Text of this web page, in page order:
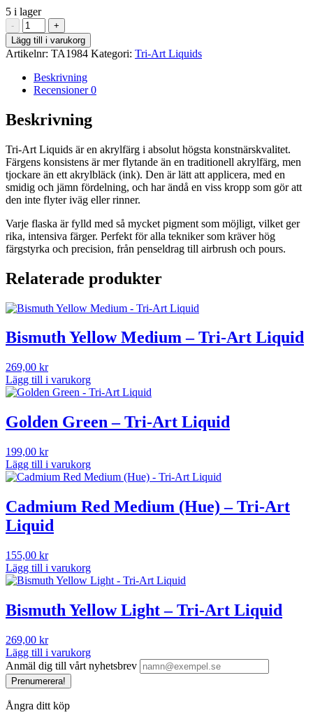
5 i lager
-
Phthalo
Turquoise
Light
-
Tri-
Art
Liquid
mängd
+
Lägg till i varukorg
Artikelnr: TA1984 Kategori: Tri-Art Liquids
Beskrivning
Recensioner0
Beskrivning
Tri-Art Liquids är en akrylfärg i absolut högsta konstnärskvalitet.
Färgens konsistens är mer flytande än en traditionell akrylfärg, men
tjockare än ett akrylbläck (ink). Den är lätt att applicera, med en
smidig och jämn fördelning, och har ändå en viss kropp som gör att
den inte flyter iväg eller rinner.
Varje flaska är fylld med så mycket pigment som möjligt, vilket ger
rika, intensiva färger. Perfekt för alla tekniker som kräver hög
färgstyrka och precision, från penseldrag till airbrush och pours.
Relaterade produkter
Bismuth Yellow Medium – Tri-Art Liquid
269,00 kr
Lägg till i varukorg
Golden Green – Tri-Art Liquid
199,00 kr
Lägg till i varukorg
Cadmium Red Medium (Hue) – Tri-Art
Liquid
155,00 kr
Lägg till i varukorg
Bismuth Yellow Light – Tri-Art Liquid
269,00 kr
Lägg till i varukorg
Anmäl dig till vårt nyhetsbrev
Prenumerera!
Ångra ditt köp